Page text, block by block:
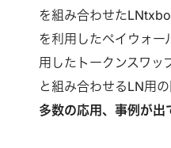
を組み合わせた
を利用したペイウォ
用したトークンスワッ
と組み合わせるLN用
多数の応用、事例が出